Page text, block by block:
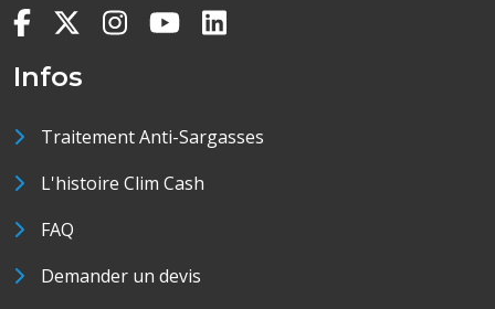
Infos
Traitement Anti-Sargasses
L'histoire Clim Cash
FAQ
Demander un devis